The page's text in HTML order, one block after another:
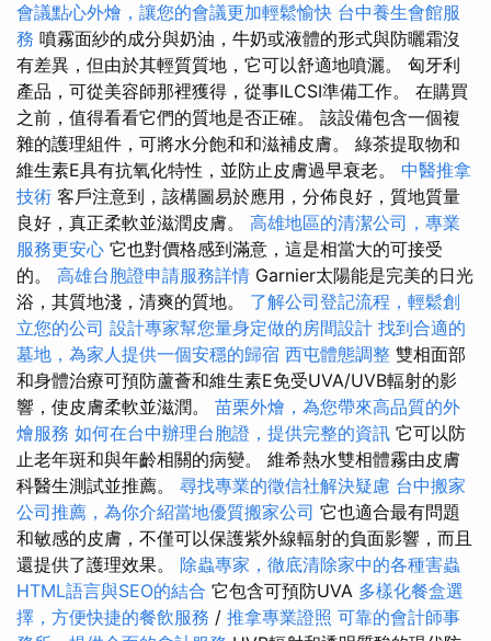
會議點心外燴，讓您的會議更加輕鬆愉快 台中養生會館服
務 噴霧面紗的成分與奶油，牛奶或液體的形式與防曬霜沒
有差異，但由於其輕質質地，它可以舒適地噴灑。 匈牙利
產品，可從美容師那裡獲得，從事ILCSI準備工作。 在購買
之前，值得看看它們的質地是否正確。 該設備包含一個複
雜的護理組件，可將水分飽和和滋補皮膚。 綠茶提取物和
維生素E具有抗氧化特性，並防止皮膚過早衰老。 中醫推拿
技術 客戶注意到，該構圖易於應用，分佈良好，質地質量
良好，真正柔軟並滋潤皮膚。 高雄地區的清潔公司，專業
服務更安心 它也對價格感到滿意，這是相當大的可接受
的。 高雄台胞證申請服務詳情 Garnier太陽能是完美的日光
浴，其質地淺，清爽的質地。 了解公司登記流程，輕鬆創
立您的公司 設計專家幫您量身定做的房間設計 找到合適的
墓地，為家人提供一個安穩的歸宿 西屯體態調整 雙相面部
和身體治療可預防蘆薈和維生素E免受UVA/UVB輻射的影
響，使皮膚柔軟並滋潤。 苗栗外燴，為您帶來高品質的外
燴服務 如何在台中辦理台胞證，提供完整的資訊 它可以防
止老年斑和與年齡相關的病變。 維希熱水雙相體霧由皮膚
科醫生測試並推薦。 尋找專業的徵信社解決疑慮 台中搬家
公司推薦，為你介紹當地優質搬家公司 它也適合最有問題
和敏感的皮膚，不僅可以保護紫外線輻射的負面影響，而且
還提供了護理效果。 除蟲專家，徹底清除家中的各種害蟲
HTML語言與SEO的結合 它包含可預防UVA 多樣化餐盒選
擇，方便快捷的餐飲服務 / 推拿專業證照 可靠的會計師事